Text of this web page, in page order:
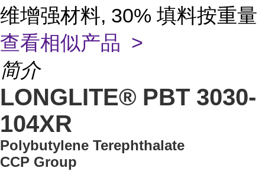
维增强材料, 30% 填料按重量
查看相似产品 >
简介
LONGLITE® PBT 3030-
104XR
Polybutylene Terephthalate
CCP Group